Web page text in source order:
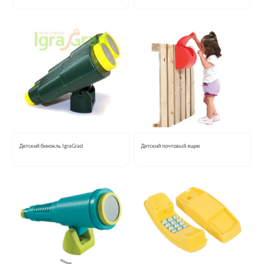
О КОМПАНИИ
АКЦИИ
ПРОЕКТЫ
+7 (473) 212-11-30
Детский бинокль IgraGrad Детский почтовый ящик